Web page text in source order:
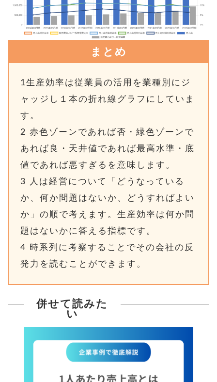
まとめ
1生産効率は従業員の活用を業種別にジ
ャッジし１本の折れ線グラフにしていま
す。
2 赤色ゾーンであれば否・緑色ゾーンで
あれば良・天井値であれば最高水準・底
値であれば悪すぎるを意味します。
3
人は経営について「どうなっている
か、何か問題はないか、どうすればよい
か」の順で考えます。生産効率は何か問
題はないかに答える指標です。
4 時系列に考察することでその会社の反
発力を読むことができます。
併せて読みた
い